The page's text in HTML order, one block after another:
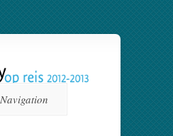
Navigation